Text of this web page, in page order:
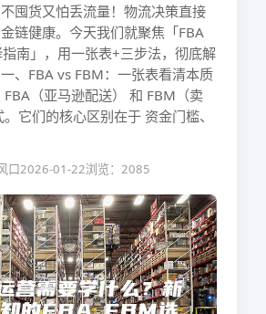
囤货又怕丢流量​​！物流决策直接
链健康。今天我们就聚焦「FBA
南」，用一张表+三步法，彻底解
、FBA vs FBM：一张表看清本质
（亚马逊配送）​​ 和 ​​FBM（卖
它们的核心区别在于 ​​资金门槛、
口2026-01-22浏览：2085